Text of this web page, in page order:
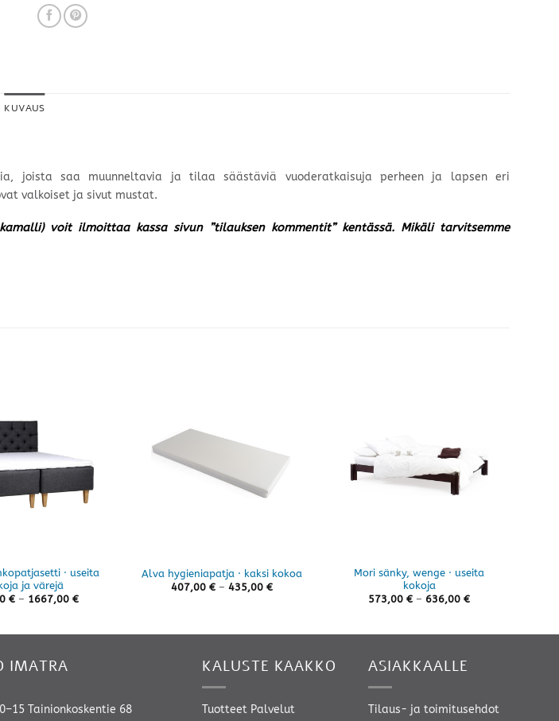
KUVAUS
joista saa muunneltavia ja tilaa säästäviä vuoderatkaisuja perheen ja lapsen eri
valkoiset ja sivut mustat.
voit ilmoittaa kassa sivun ”tilauksen kommentit” kentässä. Mikäli tarvitsemme
· useita
ja värejä
€ – 1667,00 €Hintaluokka:
Alva hygieniapatja · kaksi kokoa
407,00 € – 435,00 €Hintaluokka:
Mori sänky, wenge · useita
kokoja
573,00 € – 636,00 €Hintaluokka:
IMATRA
Tainionkoskentie 68
KALUSTE KAAKKO
Tuotteet Palvelut
ASIAKKAALLE
Tilaus- ja toimitusehdot